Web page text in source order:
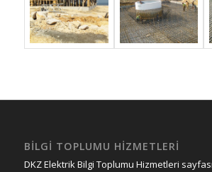
BILGI TOPLUMU HIZMETLERI
DKZ Elektrik Bilgi Toplumu Hizmetleri sayfası